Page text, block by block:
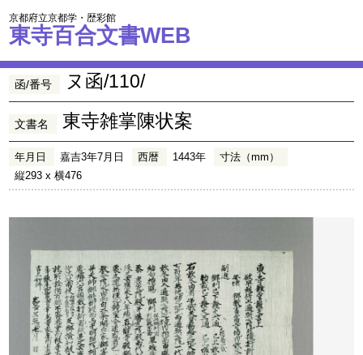
京都府立京都学・歴彩館
東寺百合文書WEB
函/番号 ヌ函/110/
文書名 東寺雑掌陳状案
年月日 嘉吉3年7月日 西暦 1443年
寸法（mm）
縦293 x 横476